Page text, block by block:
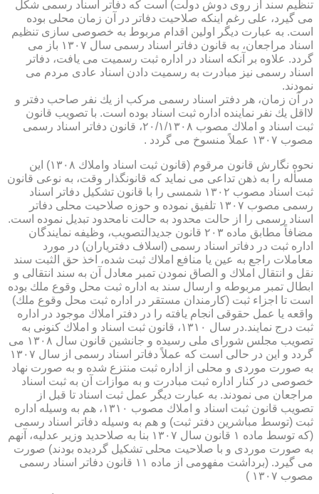
تنظیم سند از روی دوش دولت) است كه دفاتر اسناد رسمی شكل
می گیرد، علی رغم اینكه صلاحیت دفاتر در آن زمان محلی بوده
است. به عبارت دیگر اولین اقدام مربوط به خصوصی سازی تنظیم
اسناد مراجعان، به قانون دفاتر اسناد رسمی سال ۱۳۰۷ باز می
گردد. علاوه بر آنكه اسناد در اداره ثبت رسمیت می یافت، دفاتر
اسناد رسمی نیز مبادرت به رسمیت دادن اسناد عادی مردم می
نمودند.
در آن زمان، هر دفتر اسناد رسمی مركب از یك نفر صاحب دفتر و
لااقل یك نفر نماینده اداره ثبت اسناد بوده است. با تصویب قانون
ثبت اسناد و املاك مصوب ۲۰/۱/۱۳۰۸، قانون دفاتر اسناد رسمی
مصوب ۱۳۰۷ عملاً منسوخ می گردد .
نحوه نگارش قانون مرقوم (قانون ثبت اسناد واملاك ۱۳۰۸) این
مسأله را به ذهن تداعی می نماید كه قانونگذار وقت، به نوعی قانون
ثبت اسناد مصوب ۱۳۰۲ شمسی را با قانون تشكیل دفاتر اسناد
رسمی مصوب ۱۳۰۷ تلفیق نموده و حوزه صلاحیت محلی دفاتر
اسناد رسمی را از حالت محدود به حالت نامحدود تبدیل نموده است.
مضافاً مطابق ماده ۲۰۳ قانون جدیدالتصویب، وظیفه نمایندگان
اداره ثبت در دفاتر اسناد رسمی (اسلاف دفتریاران) در مورد
معاملات راجع به عین یا منافع املاك ثبت شده، اخذ حق الثبت سند
نقل و انتقال املاك و الصاق نمودن تمبر معادل آن به سند انتقالی و
ابطال تمبر مربوطه و ارسال سند به اداره ثبت محل وقوع ملك بوده
است تا اجزاء ثبت (كارمندان مستقر در اداره ثبت محل وقوع ملك)
واقعه یا عمل حقوقی انجام یافته را در دفتر املاك موجود در اداره
ثبت درج نمایند.در سال ۱۳۱۰، قانون ثبت اسناد و املاك كنونی به
تصویب مجلس شورای ملی رسیده و جانشین قانون سال ۱۳۰۸ می
گردد و این در حالی است كه عملاً دفاتر اسناد رسمی از سال ۱۳۰۷
به صورت موردی و محلی از اداره ثبت منتزع شده و به صورت نهاد
خصوصی در كنار اداره ثبت مبادرت و به موازات آن به ثبت اسناد
مراجعان می نمودند. به عبارت دیگر عمل ثبت اسناد تا قبل از
تصویب قانون ثبت اسناد و املاك مصوب ۱۳۱۰، هم به وسیله اداره
ثبت (توسط مباشرین دفتر ثبت) و هم به وسیله دفاتر اسناد رسمی
(كه توسط ماده ۱ قانون سال ۱۳۰۷ بنا به صلاحدید وزیر عدلیه، آنهم
به صورت موردی و با صلاحیت محلی تشكیل گردیده بودند) صورت
می گیرد. (برداشت مفهومی از ماده ۱۱ قانون دفاتر اسناد رسمی
مصوب ۱۳۰۷ )